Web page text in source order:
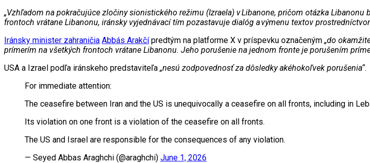
„Vzhľadom na pokračujúce zločiny sionistického režimu (Izraela) vLibanone, pričom otázka Libanonu
frontoch vrátane Libanonu, iránsky vyjednávací tím pozastavuje dialóg avýmenu textov prostredn
Iránsky minister zahraničia Abbás Arakčípredtým na platforme X v príspevku označeným „do
prímerím na všetkých frontoch vrátane Libanonu. Jeho porušenie na jednom fronte je porušením
USA a Izrael podľa iránskeho predstaviteľa „nesú zodpovednosť za dôsledky akéhokoľvek porušenia“.
For immediate attention:
The ceasefire between Iran and the US is unequivocally a ceasefire on all fronts, including in
Its violation on one front is a violation of the ceasefire on all fronts.
The US and Israel are responsible for the consequences of any violation.
— Seyed Abbas Araghchi (@araghchi) June 1, 2026